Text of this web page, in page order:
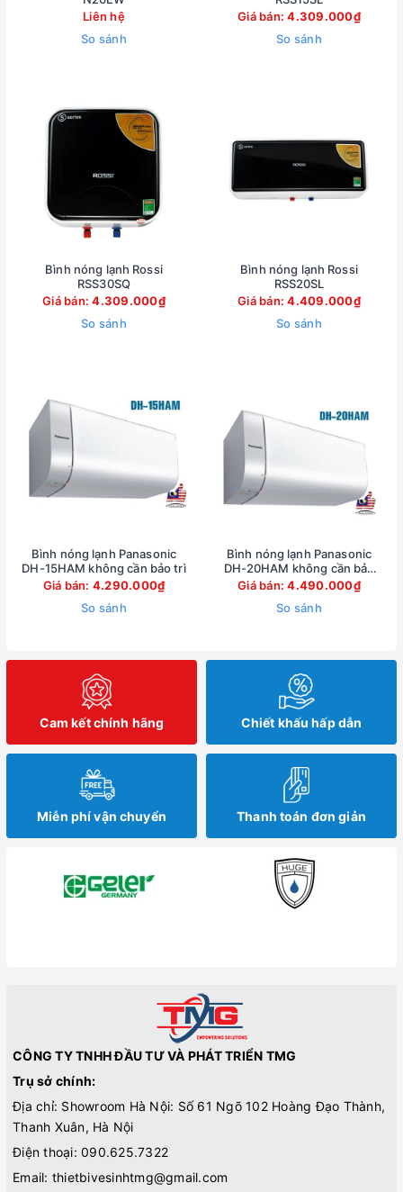
Liên hệ
So sánh
Giá bán:4.309.000₫
So sánh
Bình nóng lạnh Rossi
RSS30SQ
Giá bán:4.309.000₫
So sánh
Bình nóng lạnh Rossi
RSS20SL
Giá bán:4.409.000₫
So sánh
Bình nóng lạnh Panasonic
DH-15HAM không cần bảo trì
Giá bán: 4.290.000₫
So sánh
Bình nóng lạnh Panasonic
DH-20HAM không cần bảo
trì
Giá bán:4.490.000₫
So sánh
Cam kết chính hãng Chiết khấu hấp dẫn
Miễn phí vận chuyển Thanh toán đơn giản
CÔNG TY TNHH ĐẦU TƯ VÀ PHÁT TRIỂN TMG
Trụ sở chính:
Địa chỉ: Showroom Hà Nội: Số 61 Ngõ 102 Hoàng Đạo Thành,
Thanh Xuân, Hà Nội
Điện thoại: 090.625.7322
Email: thietbivesinhtmg@gmail.com